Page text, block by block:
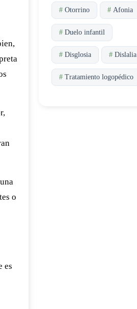
o
es
# Otorrino # Afonia
# Duelo infantil
# Disglosia # Dislalia
# Tratamiento logopédico